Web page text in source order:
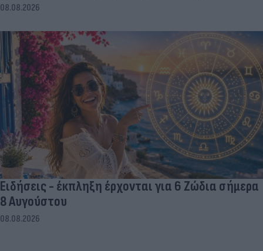
08.08.2026
Ειδήσεις - έκπληξη έρχονται για 6 Ζώδια σήμερα
8 Αυγούστου
08.08.2026